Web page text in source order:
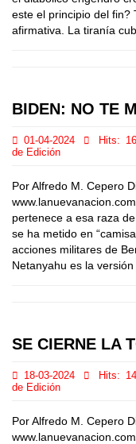
este el principio del fin?
afirmativa. La tiranía
BIDEN: NO TE
01-04-2024 Hits:
de Edición
Por Alfredo M. Cepero
pertenece a esa raza
se ha metido en
acciones militares de
Netanyahu es la
SE CIERNE LA
18-03-2024 Hits:
de Edición
Por Alfredo M. Cepero